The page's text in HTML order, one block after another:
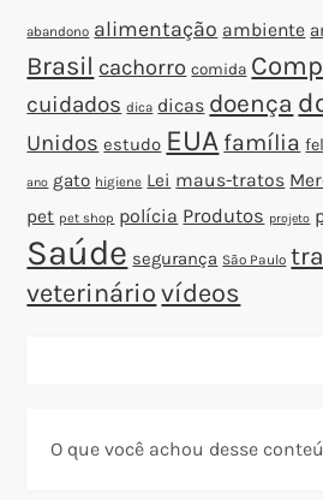
abandono alimentação ambiente
Brasil cachorro comida
cuidados dica dicas doença
Unidos estudo EUA família
ano gato higiene Lei maus-tratos
pet pet shop polícia Produtos projeto
Saúde segurança São Paulo
veterinário vídeos
O que você achou desse